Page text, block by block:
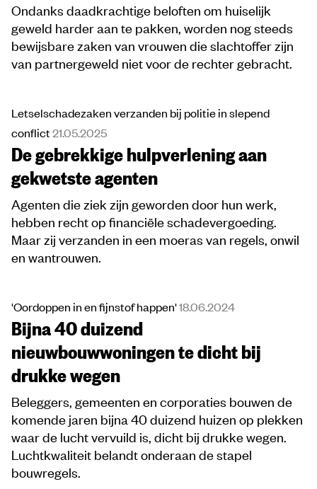
Ondanks daadkrachtige beloften om huiselijk
geweld harder aan te pakken, worden nog steeds
bewijsbare zaken van vrouwen die slachtoffer zijn
van partnergeweld niet voor de rechter gebracht.
Letselschadezaken verzanden bij politie in slepend
conflict21.05.2025
De gebrekkige hulpverlening aan
gekwetste agenten
Agenten die ziek zijn geworden door hun werk,
hebben recht op financiële schadevergoeding.
Maar zij verzanden in een moeras van regels, onwil
en wantrouwen.
'Oordoppen in en fijnstof happen'18.06.2024
Bijna 40 duizend
nieuwbouwwoningen te dicht bij
drukke wegen
Beleggers, gemeenten en corporaties bouwen de
komende jaren bijna 40 duizend huizen op plekken
waar de lucht vervuild is, dicht bij drukke wegen.
Luchtkwaliteit belandt onderaan de stapel
bouwregels.